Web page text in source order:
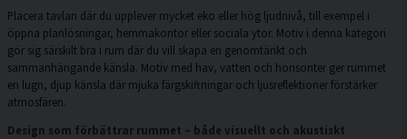
Placera tavlan där du upplever mycket eko eller hög ljudnivå, till exempel i
öppna planlösningar, hemmakontor eller sociala ytor. Motiv i denna kategori
gör sig särskilt bra i rum där du vill skapa en genomtänkt och
sammanhängande känsla. Motiv med hav, vatten och horisonter ger rummet
en lugn, djup känsla där mjuka färgskiftningar och ljusreflektioner förstärker
atmosfären.
Design som förbättrar rummet – både visuellt och akustiskt